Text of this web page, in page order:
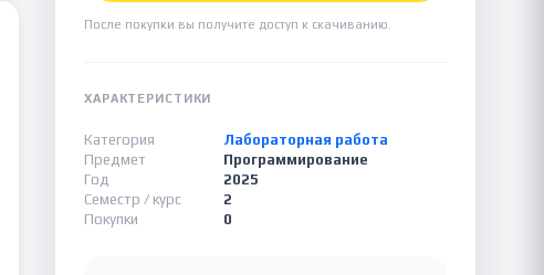
После покупки вы получите доступ к скачиванию.
ХАРАКТЕРИСТИКИ
Категория
Лабораторная работа
Предмет
Программирование
Год
2025
Семестр / курс
2
Покупки
0